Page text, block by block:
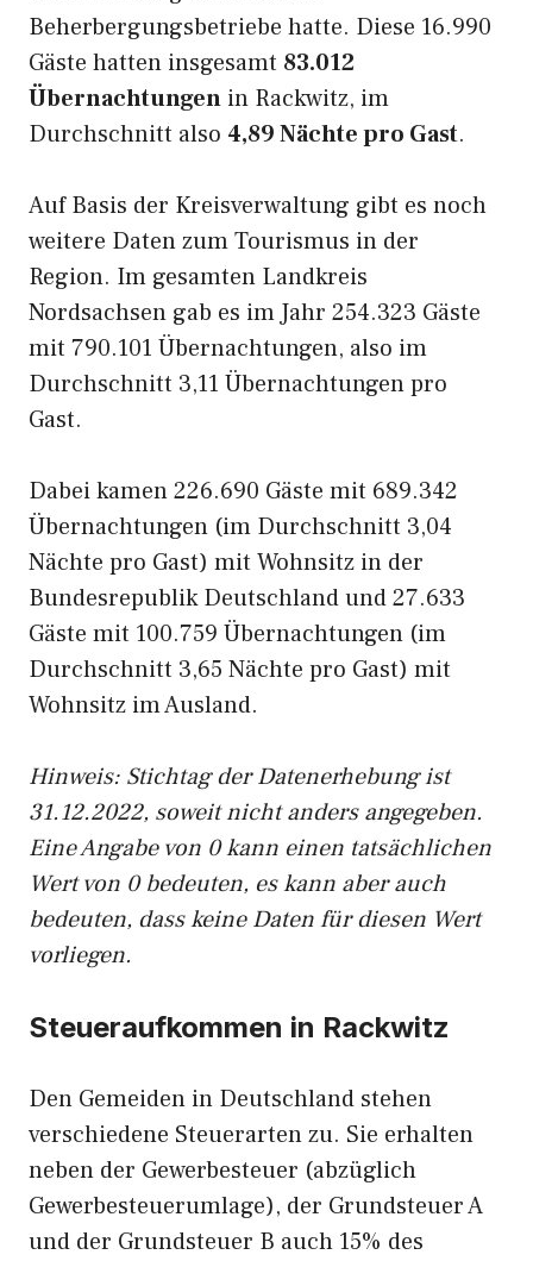
Beherbergungsbetriebe hatte. Diese 16.990
Gäste hatten insgesamt 83.012
Übernachtungen in Rackwitz, im
Durchschnitt also 4,89 Nächte pro Gast.
Auf Basis der Kreisverwaltung gibt es noch
weitere Daten zum Tourismus in der
Region. Im gesamten Landkreis
Nordsachsen gab es im Jahr 254.323 Gäste
mit 790.101 Übernachtungen, also im
Durchschnitt 3,11 Übernachtungen pro
Gast.
Dabei kamen 226.690 Gäste mit 689.342
Übernachtungen (im Durchschnitt 3,04
Nächte pro Gast) mit Wohnsitz in der
Bundesrepublik Deutschland und 27.633
Gäste mit 100.759 Übernachtungen (im
Durchschnitt 3,65 Nächte pro Gast) mit
Wohnsitz im Ausland.
Hinweis: Stichtag der Datenerhebung ist
31.12.2022, soweit nicht anders angegeben.
Eine Angabe von 0 kann einen tatsächlichen
Wert von 0 bedeuten, es kann aber auch
bedeuten, dass keine Daten für diesen Wert
vorliegen.
Steueraufkommen in Rackwitz
Den Gemeiden in Deutschland stehen
verschiedene Steuerarten zu. Sie erhalten
neben der Gewerbesteuer (abzüglich
Gewerbesteuerumlage), der Grundsteuer A
und der Grundsteuer B auch 15% des